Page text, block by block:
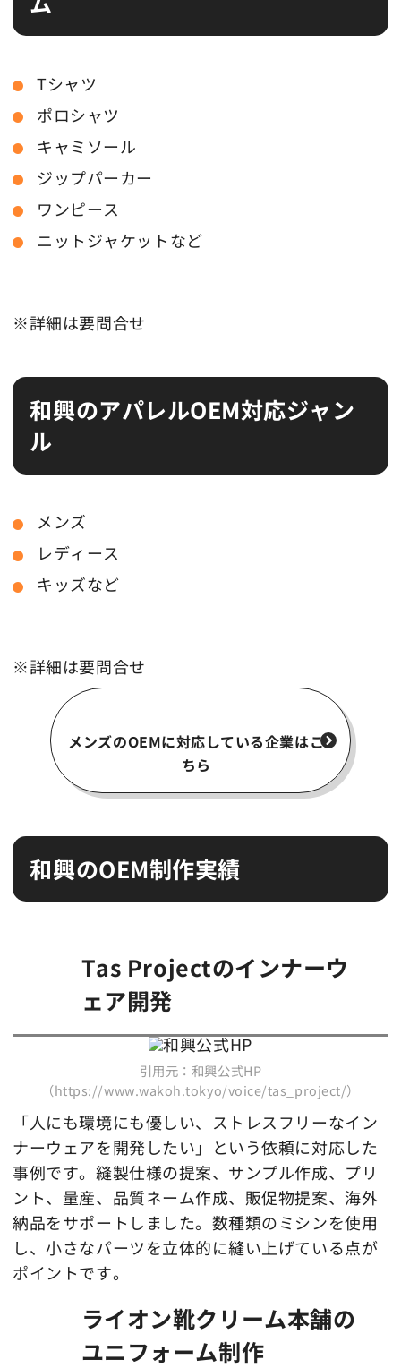
Tシャツ
ポロシャツ
キャミソール
ジップパーカー
ワンピース
ニットジャケットなど
※詳細は要問合せ
和興のアパレルOEM対応ジャン
ル
メンズ
レディース
キッズなど
※詳細は要問合せ
メンズのOEMに対応している企業はこ
ちら
和興のOEM制作実績
Tas Projectのインナーウ
ェア開発
引用元：和興公式HP
（https://www.wakoh.tokyo/voice/tas_project/）
「人にも環境にも優しい、ストレスフリーなイン
ナーウェアを開発したい」という依頼に対応した
事例です。縫製仕様の提案、サンプル作成、プリ
ント、量産、品質ネーム作成、販促物提案、海外
納品をサポートしました。数種類のミシンを使用
し、小さなパーツを立体的に縫い上げている点が
ポイントです。
ライオン靴クリーム本舗の
ユニフォーム制作